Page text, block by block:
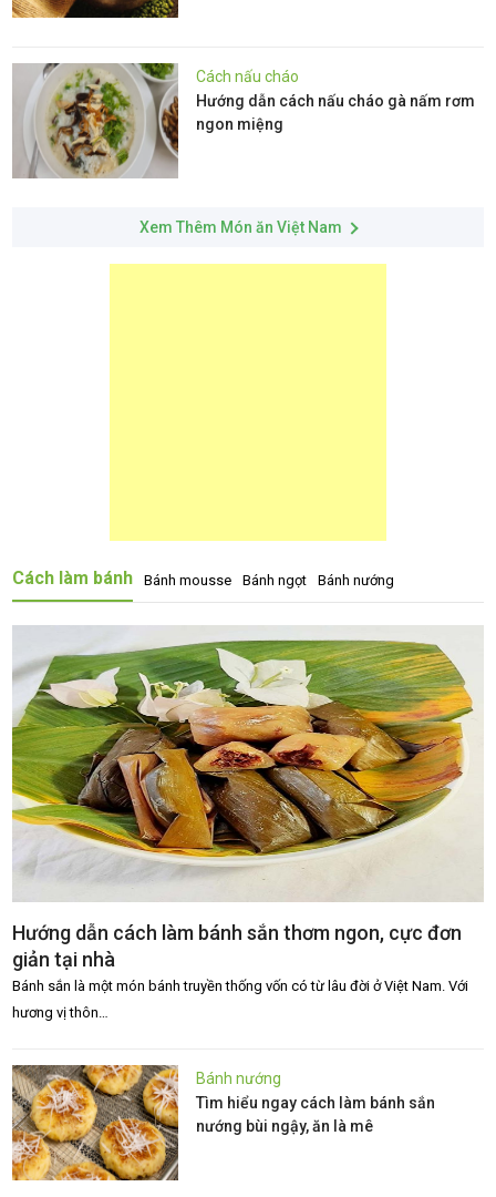
Cách nấu cháo
Hướng dẫn cách nấu cháo gà nấm rơm
ngon miệng
Xem Thêm Món ăn Việt Nam
Cách làm bánh Bánh mousse Bánh ngọt Bánh nướng
Hướng dẫn cách làm bánh sắn thơm ngon, cực đơn
giản tại nhà
Bánh sắn là một món bánh truyền thống vốn có từ lâu đời ở Việt Nam. Với
hương vị thôn…
Bánh nướng
Tìm hiểu ngay cách làm bánh sắn
nướng bùi ngậy, ăn là mê